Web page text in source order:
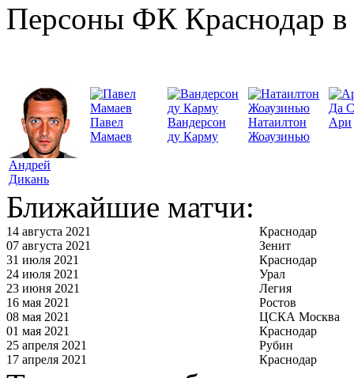
Персоны ФК Краснодар в
Андрей
Дикань
Павел
Мамаев
Вандерсон
ду Карму
Натаилтон
Жоаузинью
Да
Ари
Ближайшие матчи:
14 августа 2021
Краснодар
07 августа 2021
Зенит
31 июля 2021
Краснодар
24 июля 2021
Урал
23 июня 2021
Легия
16 мая 2021
Ростов
08 мая 2021
ЦСКА Москва
01 мая 2021
Краснодар
25 апреля 2021
Рубин
17 апреля 2021
Краснодар